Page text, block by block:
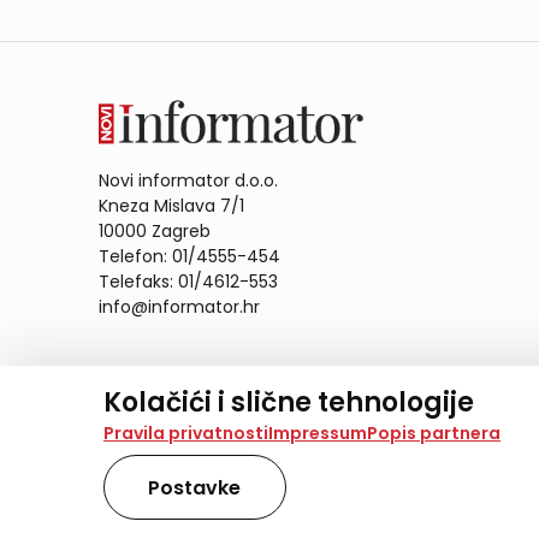
Kolačići i slične tehnologije
Na našoj web stranici koristimo kolačiće i slične
analiziramo promet na stranici te prikazujemo
također koriste ove tehnologije.
Odabirom opcije „Samo nužno“ prihvaćate samo
obradu svih kolačića potrebnih za analitiku i
Pravila privatnostiImpressumPopis partnera
Postavke
Novi informator d.o.o.
Kneza Mislava 7/1
10000 Zagreb
Telefon: 01/4555-454
Telefaks: 01/4612-553
info@informator.hr